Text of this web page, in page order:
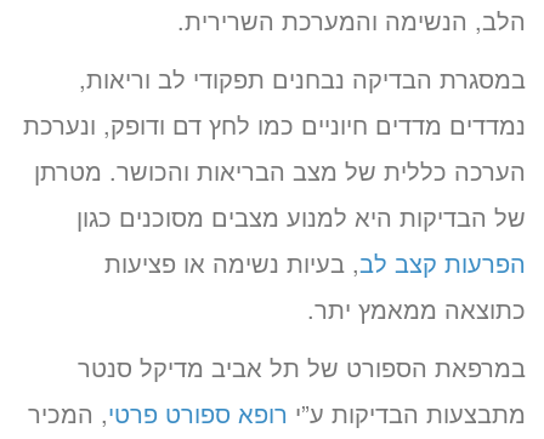
הלב, הנשימה והמערכת השרירית.
במסגרת הבדיקה נבחנים תפקודי לב וריאות,
נמדדים מדדים חיוניים כמו לחץ דם ודופק, ונערכת
הערכה כללית של מצב הבריאות והכושר. מטרתן
של הבדיקות היא למנוע מצבים מסוכנים כגון
הפרעות קצב לב, בעיות נשימה או פציעות
כתוצאה ממאמץ יתר.
במרפאת הספורט של תל אביב מדיקל סנטר
מתבצעות הבדיקות ע”י רופא ספורט פרטי, המכיר